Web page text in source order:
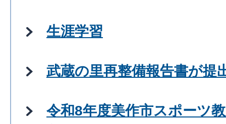
生涯学習
武蔵の里再整備報告書が提
令和8年度美作市スポーツ